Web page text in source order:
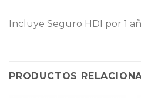
Incluye Seguro HDI por 1
PRODUCTOS